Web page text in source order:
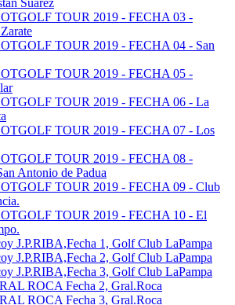
Suarez
TOUR 2019 - FECHA 03 -
TOUR 2019 - FECHA 04 - San
TOUR 2019 - FECHA 05 -
TOUR 2019 - FECHA 06 - La
TOUR 2019 - FECHA 07 - Los
TOUR 2019 - FECHA 08 -
Antonio de Padua
TOUR 2019 - FECHA 09 - Club
TOUR 2019 - FECHA 10 - El
J.P.RIBA,Fecha 1, Golf Club LaPampa
J.P.RIBA,Fecha 2, Golf Club LaPampa
J.P.RIBA,Fecha 3, Golf Club LaPampa
ROCA Fecha 2, Gral.Roca
ROCA Fecha 3, Gral.Roca